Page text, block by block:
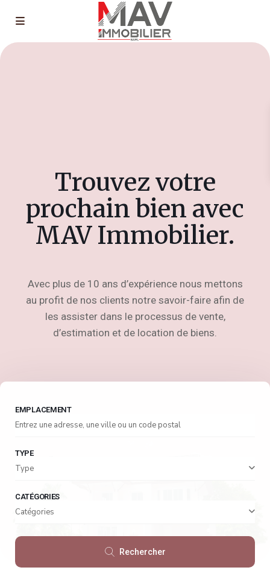
Trouvez votre
prochain bien avec
MAV Immobilier.
Avec plus de 10 ans d’expérience nous mettons
au profit de nos clients notre savoir-faire afin de
les assister dans le processus de vente,
d’estimation et de location de biens.
EMPLACEMENT
TYPE
Type
CATÉGORIES
Catégories
Rechercher